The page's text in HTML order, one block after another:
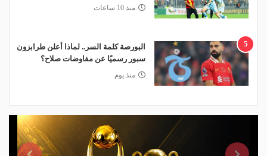
منذ 10 ساعات
5
البورصة كلمة السر.. لماذا أعلن طرابزون
سبور رسميًا عن مفاوضات صلاح؟
منذ يوم